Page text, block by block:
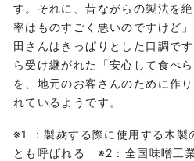
す。それに、昔ながらの製法を
率はものすごく悪いのですけど
田さんはきっぱりとした口調で
ら受け継がれた「安心して食べ
を、地元のお客さんのために作
れているようです。
※1 ：製麹する際に使用する木製
とも呼ばれる ※2：全国味噌工